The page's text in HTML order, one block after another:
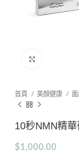
首頁 美顏健康
10秒NMN精
$1,000.00